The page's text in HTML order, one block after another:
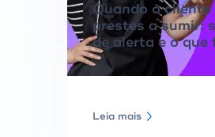
Quando o cliente
prestes a sumir:
de alerta e o que
Leia mais